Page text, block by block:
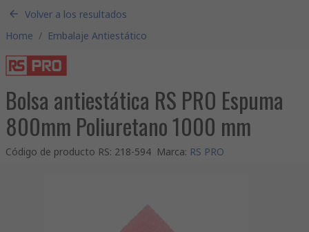
Volver a los resultados
Home / Embalaje Antiestático
Bolsa antiestática RS PRO Espuma
800mm Poliuretano 1000 mm
Código de producto RS: 218-594 Marca: RS PRO